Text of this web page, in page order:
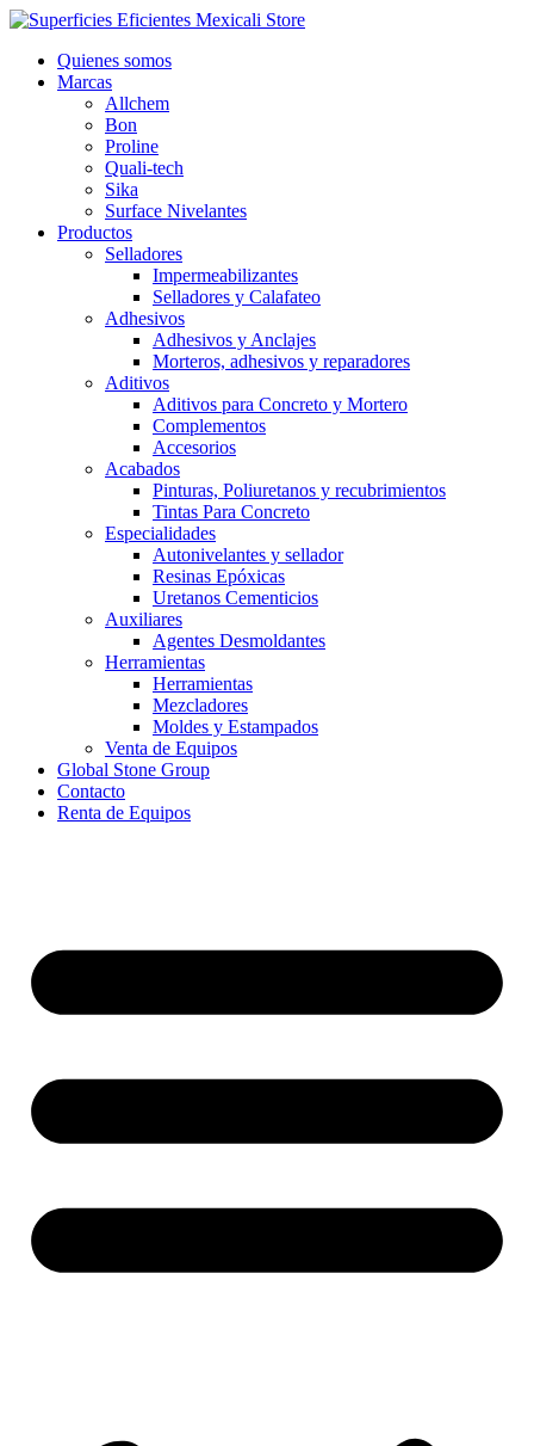
Ir
contenidoQuienes somos
Marcas
Allchem
Bon
Proline
Quali-tech
Sika
Surface Nivelantes
Productos
Selladores
Impermeabilizantes
Selladores y Calafateo
Adhesivos
Adhesivos y Anclajes
Morteros, adhesivos y reparadores
Aditivos
Aditivos para Concreto y Mortero
Complementos
Accesorios
Acabados
Pinturas, Poliuretanos y recubrimientos
Tintas Para Concreto
Especialidades
Autonivelantes y sellador
Resinas Epóxicas
Uretanos Cementicios
Auxiliares
Agentes Desmoldantes
Herramientas
Herramientas
Mezcladores
Moldes y Estampados
Venta de Equipos
Global Stone Group
Contacto
Renta de Equipos